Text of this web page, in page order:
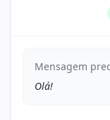
Mensagem
Olá!